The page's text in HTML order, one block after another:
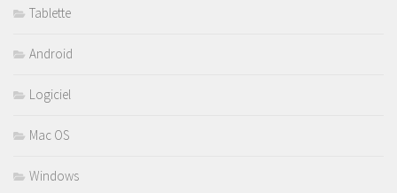
Tablette
Android
Logiciel
Mac OS
Windows